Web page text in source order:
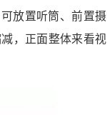
放置听筒、前置摄
，正面整体来看视